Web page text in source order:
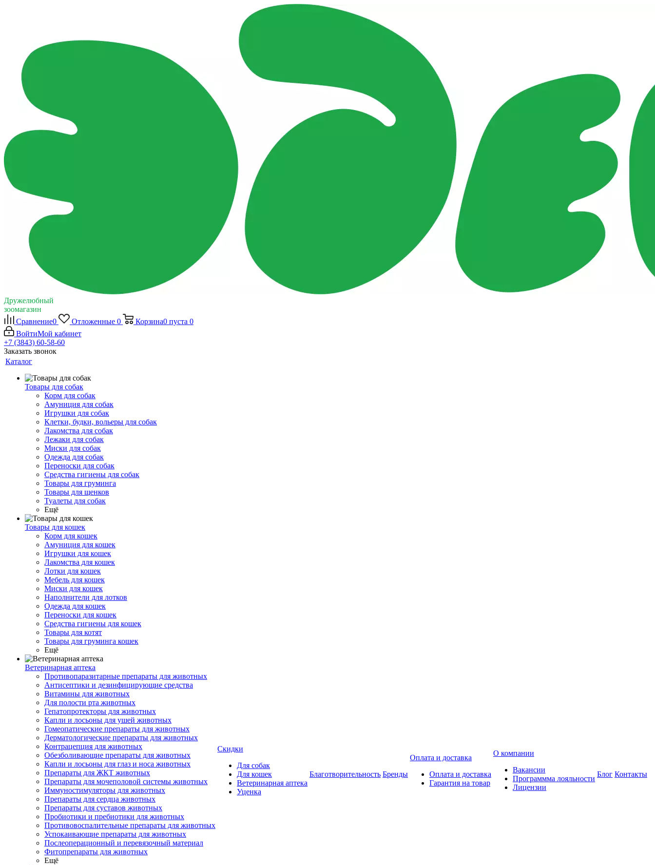
Дружелюбный
зоомагазин
Сравнение0 Отложенные 0 Корзина0 пуста 0
ВойтиМой кабинет
+7 (3843) 60-58-60
Заказать звонок
Каталог
Товары для собак
Корм для собак
Амуниция для собак
Игрушки для собак
Клетки, будки, вольеры для собак
Лакомства для собак
Лежаки для собак
Миски для собак
Одежда для собак
Переноски для собак
Средства гигиены для собак
Товары для груминга
Товары для щенков
Туалеты для собак
Ещё
Товары для кошек
Корм для кошек
Амуниция для кошек
Игрушки для кошек
Лакомства для кошек
Лотки для кошек
Мебель для кошек
Миски для кошек
Наполнители для лотков
Одежда для кошек
Переноски для кошек
Средства гигиены для кошек
Товары для котят
Товары для груминга кошек
Ещё
Ветеринарная аптека
Противопаразитарные препараты для животных
Антисептики и дезинфицирующие средства
Витамины для животных
Для полости рта животных
Гепатопротекторы для животных
Капли и лосьоны для ушей животных
Гомеопатические препараты для животных
Дерматологические препараты для животных
Контрацепция для животных
Обезболивающие препараты для животных
Капли и лосьоны для глаз и носа животных
Препараты для ЖКТ животных
Препараты для мочеполовой системы животных
Иммуностимуляторы для животных
Препараты для сердца животных
Препараты для суставов животных
Пробиотики и пребиотики для животных
Противовоспалительные препараты для животных
Успокаивающие препараты для животных
Послеоперационный и перевязочный материал
Фитопрепараты для животных
Ещё
Скидки
Для собак
Для кошек
Ветеринарная аптека
Уценка
Благотворительность Бренды
Оплата и доставка
Оплата и доставка
Гарантия на товар
О компании
Вакансии
Программма лояльности
Лицензии
Блог Контакты